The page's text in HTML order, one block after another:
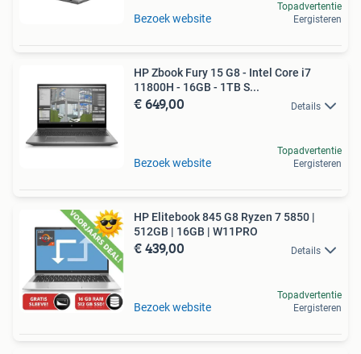
Bezoek website
Topadvertentie
Eergisteren
HP Zbook Fury 15 G8 - Intel Core i7
11800H - 16GB - 1TB S...
€ 649,00 Details
Bezoek website
Topadvertentie
Eergisteren
HP Elitebook 845 G8 Ryzen 7 5850 |
512GB | 16GB | W11PRO
€ 439,00 Details
Bezoek website
Topadvertentie
Eergisteren